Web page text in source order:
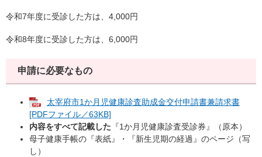
令和7年度に受診した方は、4,000円
令和8年度に受診した方は、6,000円
申請に必要なもの
太宰府市1か月児健康診査助成金交付申請書兼請求書
[PDFファイル／63KB]
内容をすべて記載した 『1か月児健康診査受診券』（原本）
母子健康手帳の『表紙』・『新生児期の経過』のページ（写
し）